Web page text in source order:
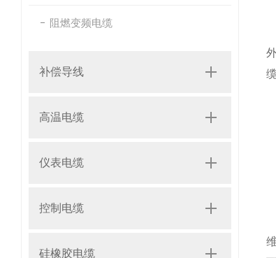
阻燃变频电缆
补偿导线
高温电缆
仪表电缆
控制电缆
硅橡胶电缆